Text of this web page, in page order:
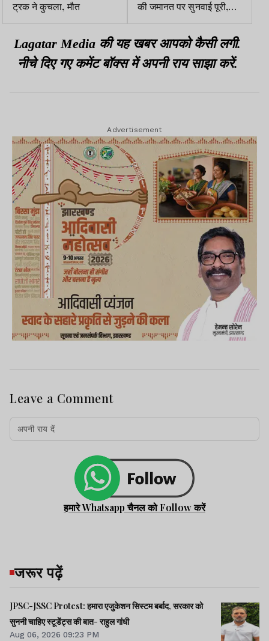
ट्रक ने कुचला, मौत
की जमानत पर सुनवाई पूरी,
आदेश 7 अप्रैल को
Lagatar Media की यह खबर आपको कैसी लगी.
नीचे दिए गए कमेंट बॉक्स में अपनी राय साझा करें.
Advertisement
Leave a Comment
हमारे Whatsapp चैनल को Follow करें
जरूर पढ़ें
JPSC-JSSC Protest: हमारा एजुकेशन सिस्टम बर्बाद, सरकार को
सुननी चाहिए स्टूडेंट्स की बात- राहुल गांधी
Aug 06, 2026 09:23 PM